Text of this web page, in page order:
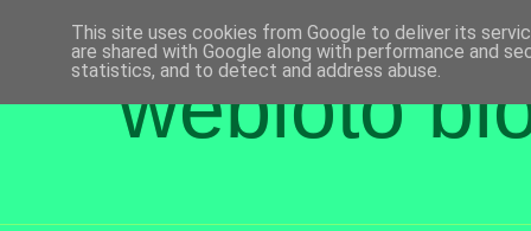
webloto
This site uses cookies from Google to deliver its
are shared with Google along with performance and
statistics, and to detect and address abuse.